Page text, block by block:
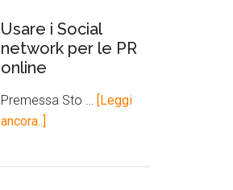
Usare i Social
network per le PR
online
Premessa Sto …
[Leggi
ancora..]